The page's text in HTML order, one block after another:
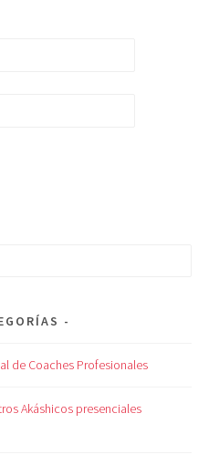
de Coaches Profesionales
Akáshicos presenciales